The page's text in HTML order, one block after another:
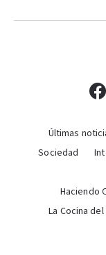
Últimas
Sociedad
Haciendo
La Cocina del